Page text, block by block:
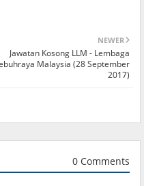
NEWER
Jawatan Kosong LLM - Lembaga
Malaysia (28 September
2017)
0 Comments